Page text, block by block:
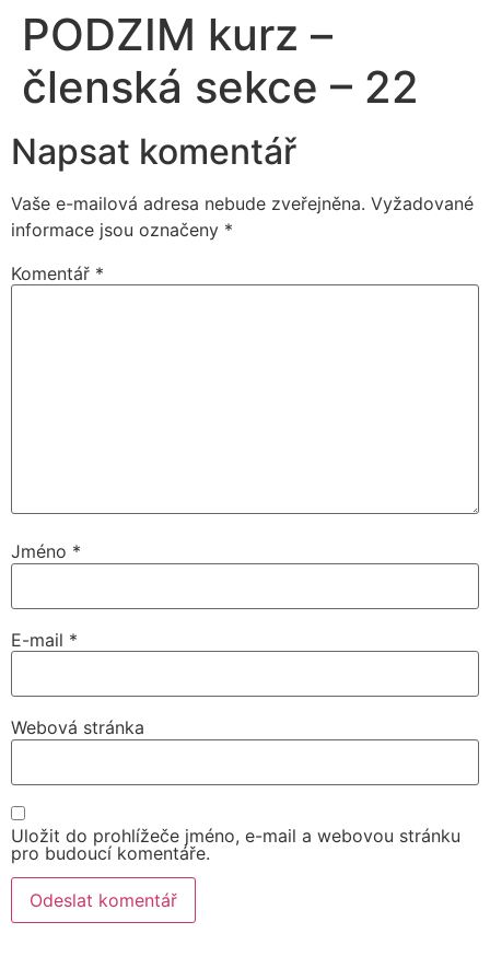
PODZIM kurz –
členská sekce – 22
Napsat komentář
Vaše e-mailová adresa nebude zveřejněna. Vyžadované
informace jsou označeny *
Komentář *
Jméno *
E-mail *
Webová stránka
Uložit do prohlížeče jméno, e-mail a webovou stránku
pro budoucí komentáře.